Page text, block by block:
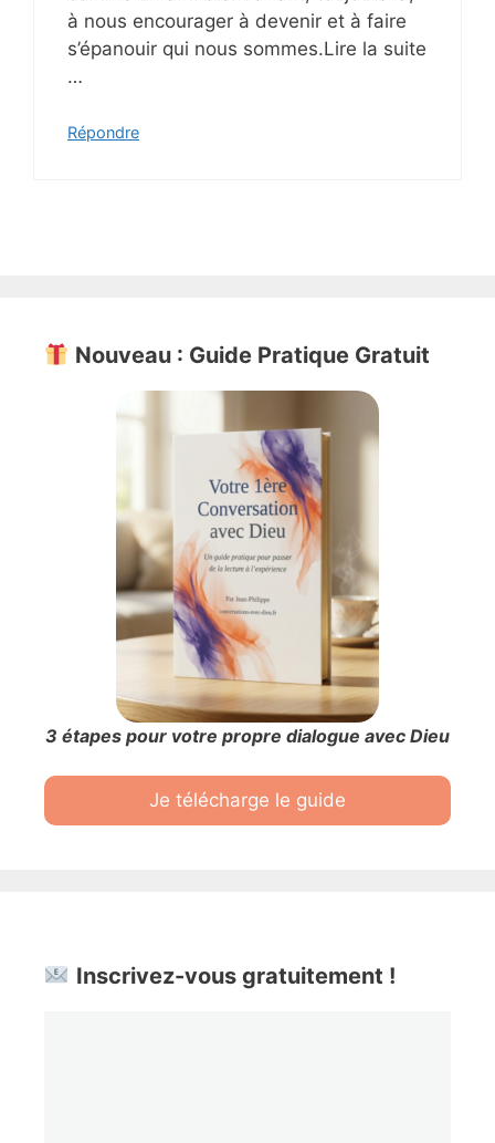
à nous encourager à devenir et à faire
s’épanouir qui nous sommes.Lire la suite
…
Répondre
Nouveau : Guide Pratique Gratuit
3 étapes pour votre propre dialogue avec Dieu
Je télécharge le guide
Inscrivez-vous gratuitement !